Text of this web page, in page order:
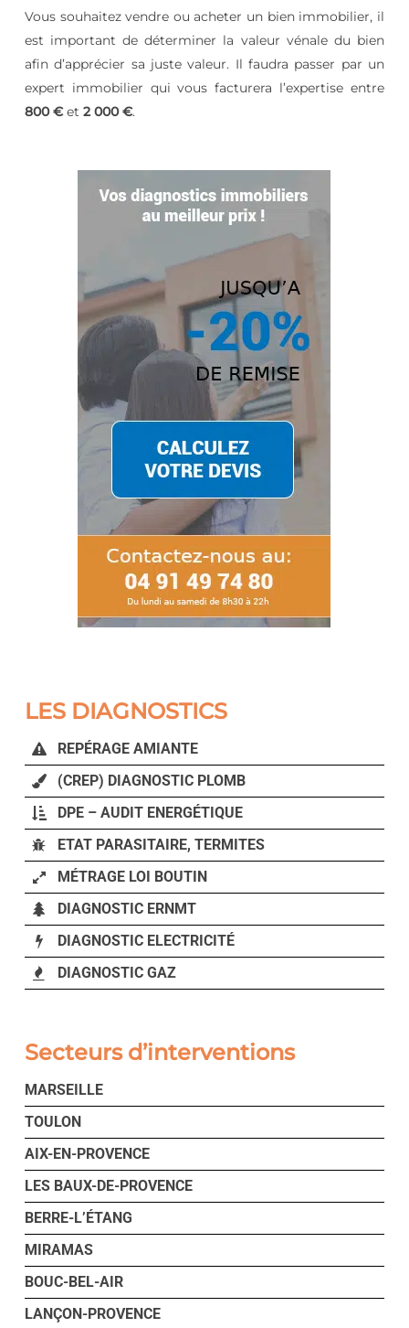
Vous souhaitez vendre ou acheter un bien immobilier, il
est important de déterminer la valeur vénale du bien
afin d’apprécier sa juste valeur. Il faudra passer par un
expert immobilier qui vous facturera l’expertise entre
800 €et 2 000 €.
LES DIAGNOSTICS
REPÉRAGE AMIANTE
(CREP) DIAGNOSTIC PLOMB
DPE – AUDIT ENERGÉTIQUE
ETAT PARASITAIRE, TERMITES
MÉTRAGE LOI BOUTIN
DIAGNOSTIC ERNMT
DIAGNOSTIC ELECTRICITÉ
DIAGNOSTIC GAZ
Secteurs d’interventions
MARSEILLE
TOULON
AIX-EN-PROVENCE
LES BAUX-DE-PROVENCE
BERRE-L’ÉTANG
MIRAMAS
BOUC-BEL-AIR
LANÇON-PROVENCE